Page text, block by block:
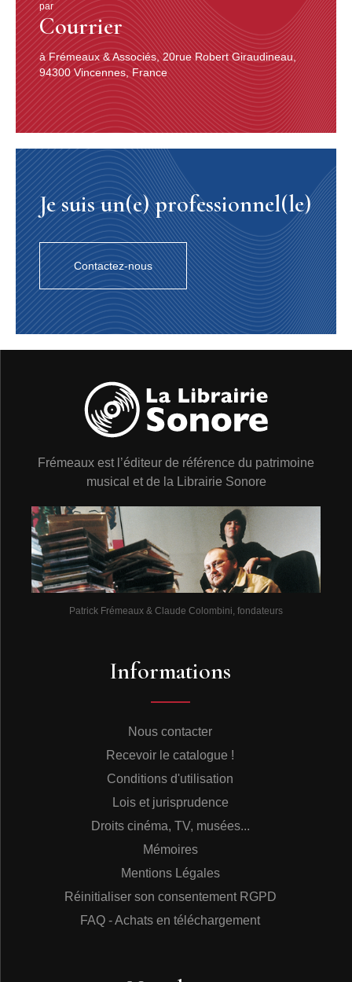
par
Courrier
à Frémeaux & Associés, 20rue Robert Giraudineau,
94300 Vincennes, France
Je suis un(e) professionnel(le)
Contactez-nous
Frémeaux est l’éditeur de référence du patrimoine
musical et de la Librairie Sonore
Patrick Frémeaux & Claude Colombini, fondateurs
Informations
Nous contacter
Recevoir le catalogue !
Conditions d'utilisation
Lois et jurisprudence
Droits cinéma, TV, musées...
Mémoires
Mentions Légales
Réinitialiser son consentement RGPD
FAQ - Achats en téléchargement